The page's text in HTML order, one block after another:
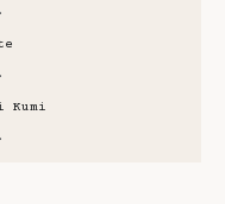
Kumi